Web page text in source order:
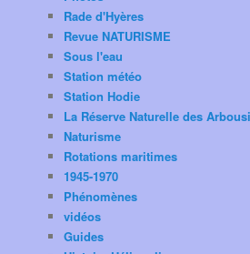
Rade d'Hyères
Revue NATURISME
Sous l'eau
Station météo
Station Hodie
La Réserve Naturelle des
Naturisme
Rotations maritimes
1945-1970
Phénomènes
vidéos
Guides